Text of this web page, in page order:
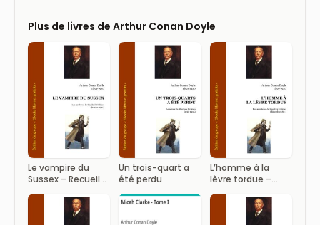
Plus de livres de Arthur Conan Doyle
Le vampire du
Sussex – Recueil
Sherlock Holmes
Un trois-quart a
été perdu
L’homme à la
lèvre tordue –
aventures de
Sherlock Holmes